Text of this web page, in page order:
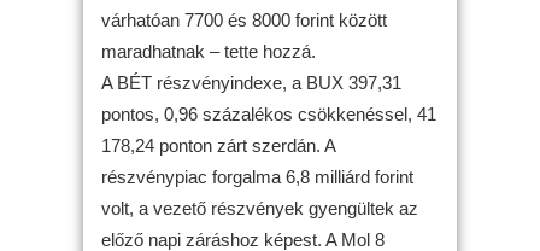
várhatóan 7700 és 8000 forint között
maradhatnak – tette hozzá.
A BÉT részvényindexe, a BUX 397,31
pontos, 0,96 százalékos csökkenéssel, 41
178,24 ponton zárt szerdán. A
részvénypiac forgalma 6,8 milliárd forint
volt, a vezető részvények gyengültek az
előző napi záráshoz képest. A Mol 8